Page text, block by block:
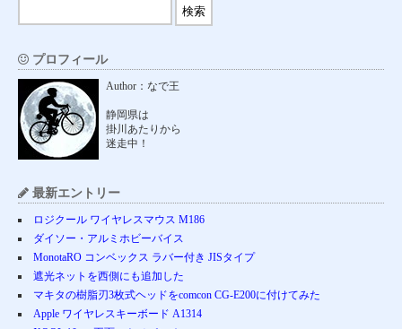
プロフィール
Author：なで王
静岡県は
掛川あたりから
迷走中！
最新エントリー
ロジクール ワイヤレスマウス M186
ダイソー・アルミホビーバイス
MonotaRO コンベックス ラバー付き JISタイプ
遮光ネットを西側にも追加した
マキタの樹脂刃3枚式ヘッドをcomcon CG-E200に付けてみた
Apple ワイヤレスキーボード A1314